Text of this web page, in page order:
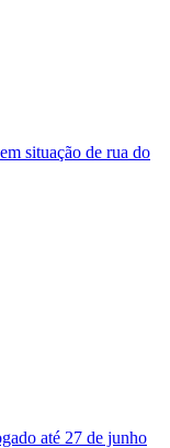
situação de rua do
até 27 de junho